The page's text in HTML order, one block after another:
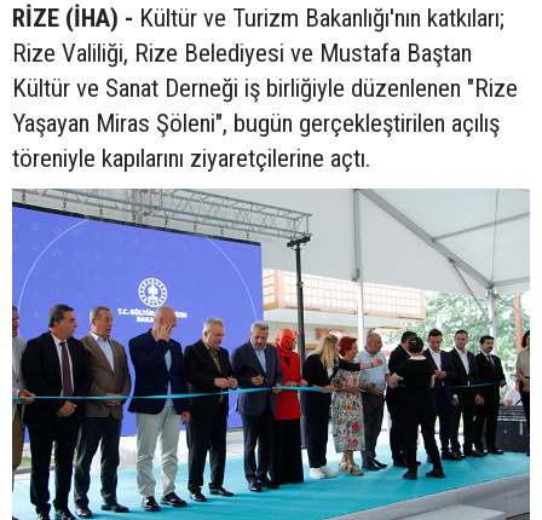
RİZE (İHA) - Kültür ve Turizm Bakanlığı'nın katkıları;
Rize Valiliği, Rize Belediyesi ve Mustafa Baştan
Kültür ve Sanat Derneği iş birliğiyle düzenlenen "Rize
Yaşayan Miras Şöleni", bugün gerçekleştirilen açılış
töreniyle kapılarını ziyaretçilerine açtı.